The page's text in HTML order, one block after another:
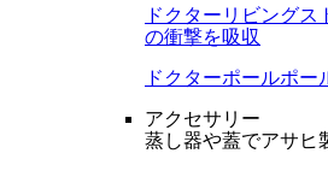
ドクターリビングス
の衝撃を吸収
ドクターポールポー
アクセサリー
蒸し器や蓋でアサヒ